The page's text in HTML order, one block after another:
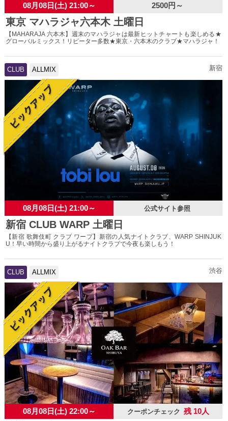
08月08日(土) 21:00～ 2500円～
東京 マハラジャ六本木 土曜日
【MAHARAJA 六本木】週末のマハラジャは最新ヒットチャートも楽しめる★
グローバルミックス！リピーター多数★東京・六本木のクラブ★マハラジャ！
CLUB ALLMIX 新宿
08月08日(土) 21:00～ 公式サイト参照
新宿 CLUB WARP 土曜日
【新宿 歌舞伎町 クラブ ワープ】新宿の人気ナイトクラブ、WARP SHINJUK
U！早い時間から盛り上がるナイトクラブで今夜も楽しもう！
CLUB ALLMIX 渋谷
08月08日(土) 22:00～ クーポンチェック 残 10人